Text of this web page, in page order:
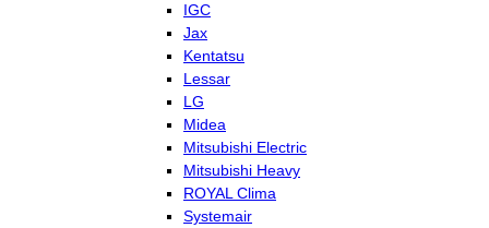
IGC
Jax
Kentatsu
Lessar
LG
Midea
Mitsubishi Electric
Mitsubishi Heavy
ROYAL Clima
Systemair